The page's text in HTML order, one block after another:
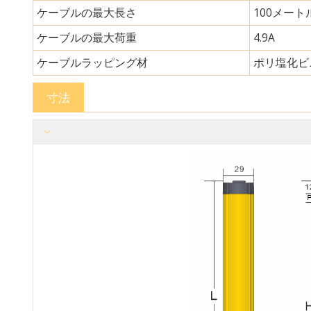
ケーブルの最大長さ
100メート
ケーブルの最大荷重
4.9A
ケーブルラッピング材
ポリ塩化
寸法